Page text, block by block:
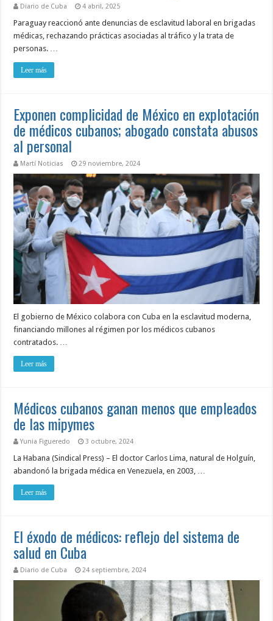
Diario de Cuba 4 abril, 2025
Paraguay reaccionó ante denuncias de esclavitud laboral en brigadas
médicas, rechazando prácticas asociadas al tráfico y la trata de
personas. …
Leer más
Exponen complicidad de México en explotación
de médicos cubanos; abogado constata abusos
al personal
Martí Noticias 29 noviembre, 2024
El gobierno de México colabora con Cuba en la esclavitud moderna,
financiando millones al régimen por los médicos cubanos
contratados. …
Leer más
Médicos cubanos ganan menos que empleados
de las mipymes
Yunia Figueredo 3 octubre, 2024
La Habana (Sindical Press) – El doctor Carlos Lima, natural de Holguín,
abandonó la brigada médica en Venezuela, en 2003, …
Leer más
El éxodo de médicos: reflejo del sistema de
salud en Cuba
Diario de Cuba 24 septiembre, 2024